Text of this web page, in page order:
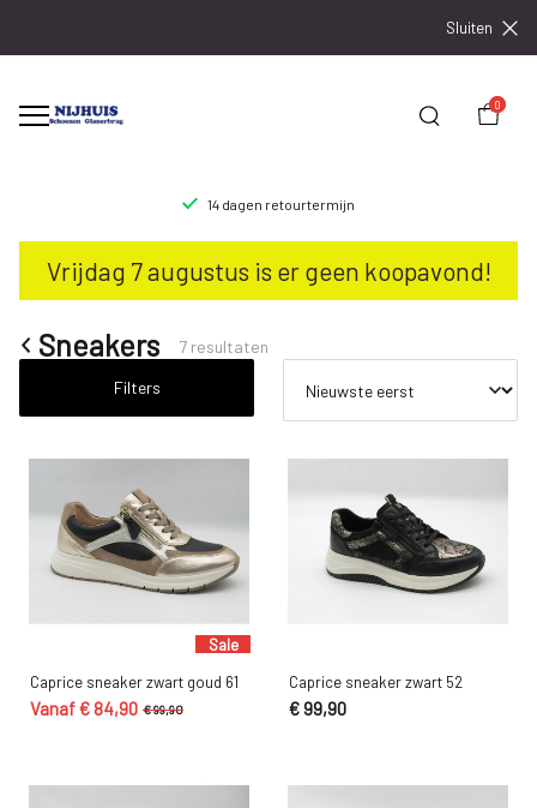
Sluiten
0
14 dagen retourtermijn
Sneakers
Nijhuisschoenen
Vrijdag 7 augustus is er geen koopavond!
Sneakers 7 resultaten
Filters
Sale
Caprice sneaker zwart goud 61
Vanaf € 84,90 € 99,90
Caprice sneaker zwart 52
€ 99,90